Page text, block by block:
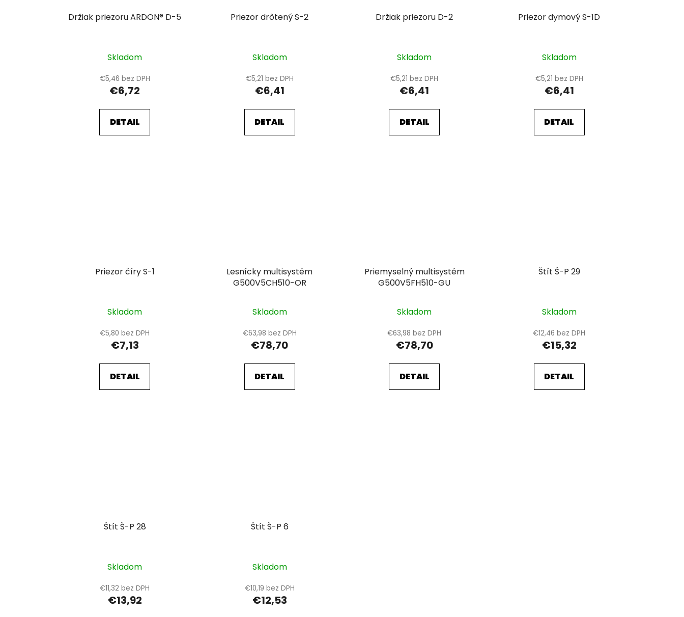
Držiak priezoru ARDON® D-5
Skladom
€5,46 bez DPH
€6,72
DETAIL
Priezor drôtený S-2
Skladom
€5,21 bez DPH
€6,41
DETAIL
Držiak priezoru D-2
Skladom
€5,21 bez DPH
€6,41
DETAIL
Priezor dymový S-1D
Skladom
€5,21 bez DPH
€6,41
DETAIL
Priezor číry S-1
Skladom
€5,80 bez DPH
€7,13
DETAIL
Lesnícky multisystém
G500V5CH510-OR
Skladom
€63,98 bez DPH
€78,70
DETAIL
Priemyselný multisystém
G500V5FH510-GU
Skladom
€63,98 bez DPH
€78,70
DETAIL
Štít Š-P 29
Skladom
€12,46 bez DPH
€15,32
DETAIL
Štít Š-P 28
Skladom
€11,32 bez DPH
€13,92
Štít Š-P 6
Skladom
€10,19 bez DPH
€12,53